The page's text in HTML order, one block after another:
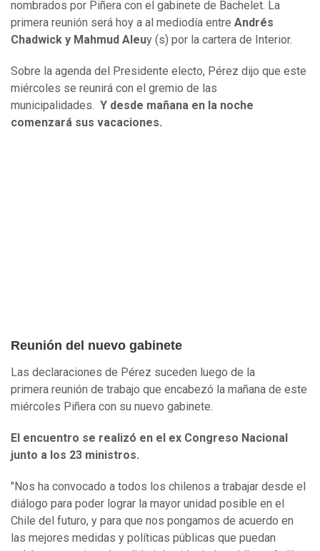
nombrados por Piñera con el gabinete de Bachelet. La
primera reunión será hoy a al mediodía entre Andrés
Chadwick y Mahmud Aleuy (s) por la cartera de Interior.
Sobre la agenda del Presidente electo, Pérez dijo que este
miércoles se reunirá con el gremio de las
municipalidades. Y desde mañana en la noche
comenzará sus vacaciones.
Reunión del nuevo gabinete
Las declaraciones de Pérez suceden luego de la
primera reunión de trabajo que encabezó la mañana de este
miércoles Piñera con su nuevo gabinete.
El encuentro se realizó en el ex Congreso Nacional
junto a los 23 ministros.
"Nos ha convocado a todos los chilenos a trabajar desde el
diálogo para poder lograr la mayor unidad posible en el
Chile del futuro, y para que nos pongamos de acuerdo en
las mejores medidas y políticas públicas que puedan